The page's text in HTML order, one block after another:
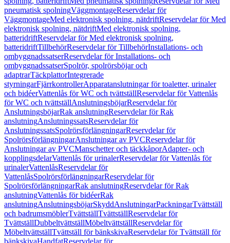
pneumatisk spolningVäggmontageReservdelar för
VäggmontageMed elektronisk spolning, nätdriftReservdelar för Med
elektronisk spolning, nätdriftMed elektronisk spolning,
batteridriftReservdelar för Med elektronisk spolning,
batteridriftTillbehörReservdelar för TillbehörInstallations- och
ombyggnadssatserReservdelar för Installations- och
ombyggnadssatserSpolrör, spolrörsböjar och
adaptrarTäckplattorIntegrerade
styrningarFjärrkontrollerApparatanslutningar för toaletter, urinaler
och bidéerVattenlås för WC och tvättställReservdelar för Vattenlås
för WC och tvättställAnslutningsböjarReservdelar för
AnslutningsböjarRak anslutningReservdelar för Rak
anslutningAnslutningssatsReservdelar för
AnslutningssatsSpolrörsförlängningarReservdelar för
SpolrörsförlängningarAnslutningar av PVCReservdelar för
Anslutningar av PVCManschetter och täckkåporAdapter- och
kopplingsdelarVattenlås för urinalerReservdelar för Vattenlås för
urinalerVattenlåsReservdelar för
VattenlåsSpolrörsförlängningarReservdelar för
SpolrörsförlängningarRak anslutningReservdelar för Rak
anslutningVattenlås för bidéerRak
anslutningAnslutningsböjarSkyddAnslutningarPackningarTvättställ
och badrumsmöblerTvättställTvättställReservdelar för
TvättställDubbeltvättställMöbeltvättställReservdelar för
MöbeltvättställTvättställ för bänkskivaReservdelar för Tvättställ för
bänkskivaHandfatReservdelar för